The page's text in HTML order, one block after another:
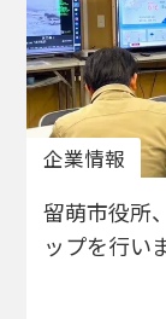
企業情報
留萌市役所
ップを行い